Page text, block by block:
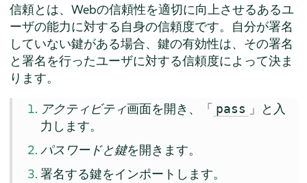
信頼とは、Webの信頼性を適切に向上させるあるユ
ーザの能力に対する自身の信頼度です。自分が署名
していない鍵がある場合、鍵の有効性は、その署名
と署名を行ったユーザに対する信頼度によって決ま
ります。
アクティビティ画面を開き、「 pass 」と入
力します。
パスワードと鍵を開きます。
署名する鍵をインポートします。